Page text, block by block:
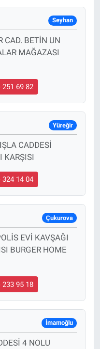
Seyhan
CAD. BETİN UN
MAĞAZASI
251 69 82
Yüreğir
CADDESİ
KARŞISI
324 14 04
Çukurova
EVİ KAVŞAĞI
BURGER HOME
233 95 18
İmamoğlu
4 NOLU